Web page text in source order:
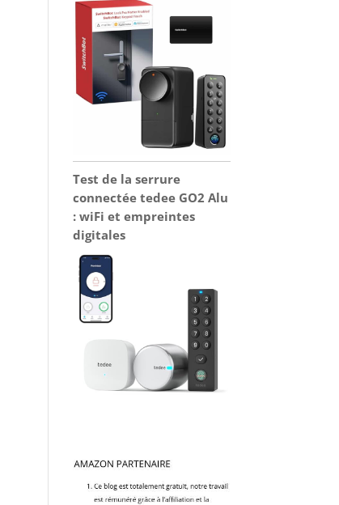
Test de la serrure
connectée tedee GO2 Alu
: wiFi et empreintes
digitales